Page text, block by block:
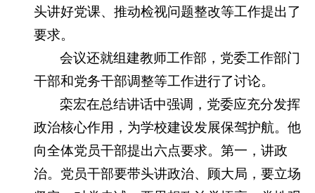
头讲好党课、推动检视问题整改等工作提出了
要求。
会议还就组建教师工作部，党委工作部门
干部和党务干部调整等工作进行了讨论。
栾宏在总结讲话中强调，党委应充分发挥
政治核心作用，为学校建设发展保驾护航。他
向全体党员干部提出六点要求。第一，讲政
治。党员干部要带头讲政治、顾大局，要立场